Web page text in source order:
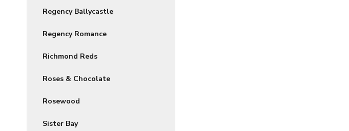
Regency Ballycastle
Regency Romance
Richmond Reds
Roses & Chocolate
Rosewood
Sister Bay